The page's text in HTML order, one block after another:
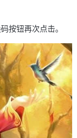
按钮再次点击。